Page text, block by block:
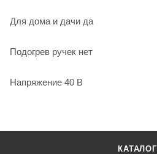
Для дома и дачи да
Подогрев ручек нет
Напряжение 40 В
КАТАЛОГ